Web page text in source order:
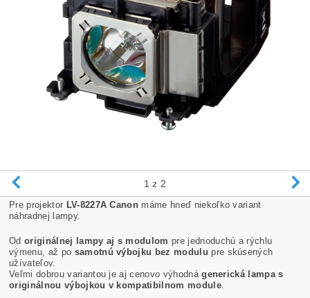
1 z 2
Pre projektor LV-8227A Canon máme hneď niekoľko variant
náhradnej lampy.
Odoriginálnej lampy aj s modulom pre jednoduchú a rýchlu
výmenu, až po samotnú výbojku bez modulu pre skúsených
užívateľov.
Veľmi dobrou variantou je aj cenovo výhodnágenerická lampa s
originálnou výbojkou v kompatibilnom module.